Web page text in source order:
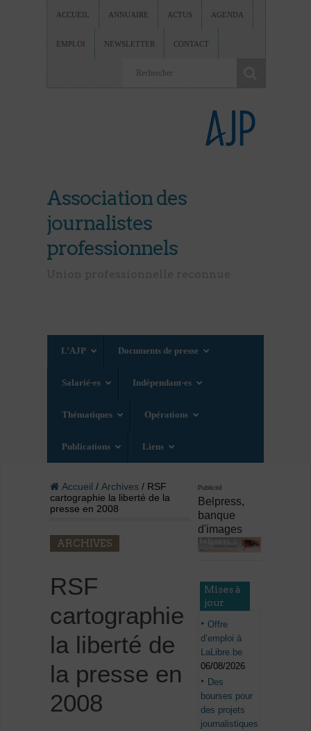
ACCUEIL ANNUAIRE ACTUS AGENDA
EMPLOI NEWSLETTER CONTACT
Association des
journalistes
professionnels
L’AJP Documents de presse
Salarié·es Indépendant·es
Thématiques Opérations
Publications Liens
Accueil / Archives/ RSF
cartographie la liberté de la
presse en 2008
ARCHIVES
RSF
cartographie
la liberté de
la presse en
2008
Publicité
Belpress,
banque
d'images
Mises à
jour
Offre
d’emploi à
LaLibre.be
06/08/2026
Des
bourses pour
des projets
journalistiques